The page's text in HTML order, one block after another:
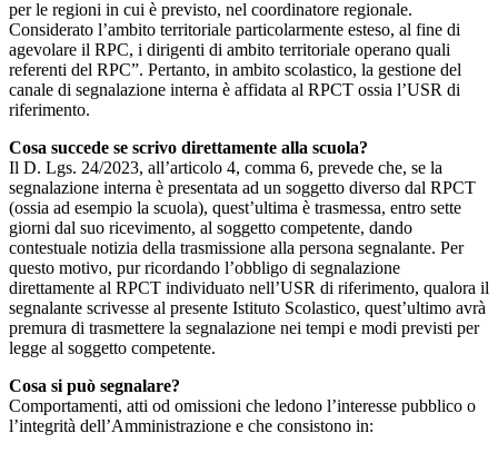
per le regioni in cui è previsto, nel coordinatore regionale.
Considerato l’ambito territoriale particolarmente esteso, al fine di
agevolare il RPC, i dirigenti di ambito territoriale operano quali
referenti del RPC”. Pertanto, in ambito scolastico, la gestione del
canale di segnalazione interna è affidata al RPCT ossia l’USR di
riferimento.
Cosa succede se scrivo direttamente alla scuola?
Il D. Lgs. 24/2023, all’articolo 4, comma 6, prevede che, se la
segnalazione interna è presentata ad un soggetto diverso dal RPCT
(ossia ad esempio la scuola), quest’ultima è trasmessa, entro sette
giorni dal suo ricevimento, al soggetto competente, dando
contestuale notizia della trasmissione alla persona segnalante. Per
questo motivo, pur ricordando l’obbligo di segnalazione
direttamente al RPCT individuato nell’USR di riferimento, qualora il
segnalante scrivesse al presente Istituto Scolastico, quest’ultimo avrà
premura di trasmettere la segnalazione nei tempi e modi previsti per
legge al soggetto competente.
Cosa si può segnalare?
Comportamenti, atti od omissioni che ledono l’interesse pubblico o
l’integrità dell’Amministrazione e che consistono in: